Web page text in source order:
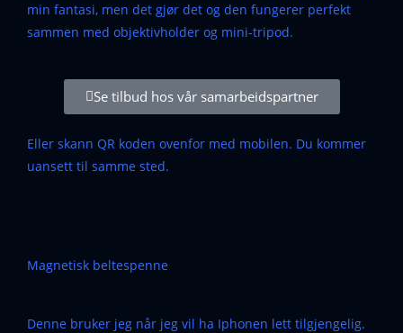
min fantasi, men det gjør det og den fungerer perfekt
sammen med objektivholder og mini-tripod.
Se tilbud hos vår samarbeidspartner
Eller skann QR koden ovenfor med mobilen. Du kommer
uansett til samme sted.
Magnetisk beltespenne
Denne bruker jeg når jeg vil ha Iphonen lett tilgjengelig.